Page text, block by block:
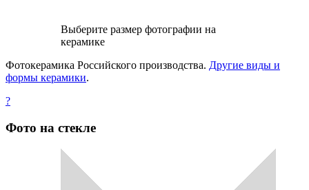
Выберите размер фотографии на
керамике
Фотокерамика Российского производства. Другие виды и
формы керамики.
?
Фото на стекле